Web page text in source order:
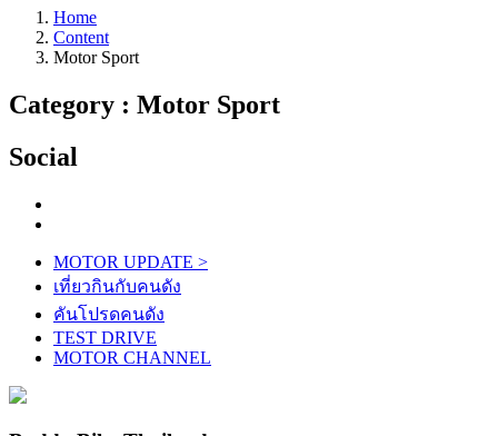
Home
Content
Motor Sport
Category : Motor Sport
Social
MOTOR UPDATE >
เที่ยวกินกับคนดัง
คันโปรดคนดัง
TEST DRIVE
MOTOR CHANNEL